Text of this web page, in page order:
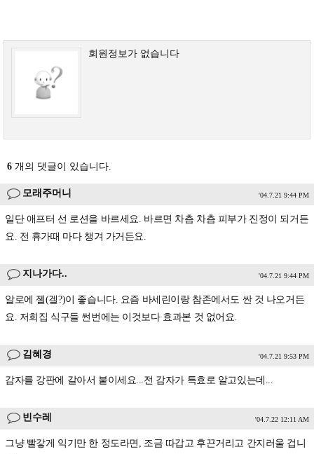
회원정보가 없습니다
6 개의 댓글이 있습니다.
모래주머니 '04.7.21 9:44 PM
일단 애프터 선 로션을 바르세요. 바르면 차츰 차츰 피부가 진정이 되거든
요. 전 휴가때 마다 챙겨 가거든요.
지나가다.. '04.7.21 9:44 PM
알로에 젤(겔?)이 좋습니다. 요즘 바세린이랑 참존에서도 싼 것 나오거든
요. 저희집 식구들 썬번에는 이것보다 효과본 것 없어요.
김혜경 '04.7.21 9:53 PM
감자를 강판에 갈아서 붙이세요...전 감자가 특효로 알고있는데...
빈수레 '04.7.22 12:11 AM
그냥 빨갛게 익기만 한 정도라면, 조금 따갑고 후끈거리고 간지러울 겁니